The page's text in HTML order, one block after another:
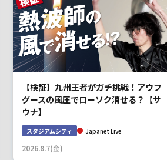
【検証】九州王者がガチ挑戦！アウフ
グースの風圧でローソク消せる？【サ
ウナ】
スタジアムシティ Japanet Live
2026.8.7(金)